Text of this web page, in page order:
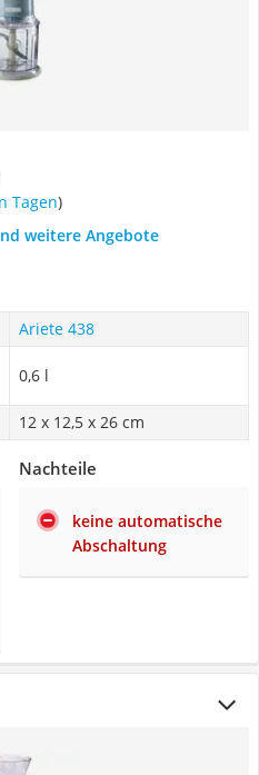
Tagen)
weitere Angebote
Ariete 438
0,6 l
‎12 x 12,5 x 26 cm
Nachteile
keine automatische
Abschaltung